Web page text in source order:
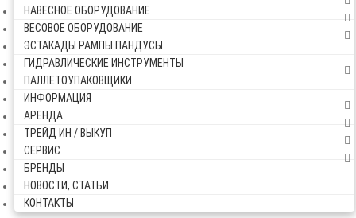
НАВЕСНОЕ ОБОРУДОВАНИЕ
ВЕСОВОЕ ОБОРУДОВАНИЕ
ЭСТАКАДЫ РАМПЫ ПАНДУСЫ
ГИДРАВЛИЧЕСКИЕ ИНСТРУМЕНТЫ
ПАЛЛЕТОУПАКОВЩИКИ
ИНФОРМАЦИЯ
АРЕНДА
ТРЕЙД ИН / ВЫКУП
СЕРВИС
БРЕНДЫ
НОВОСТИ, СТАТЬИ
КОНТАКТЫ